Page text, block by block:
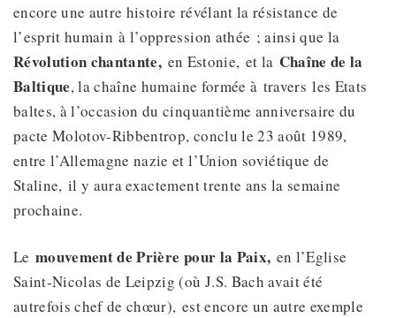
encore une autre histoire révélant la résistance de
l’esprit humain à l’oppression athée ; ainsi que la
Révolution chantante, en Estonie, et la Chaîne de la
Baltique, la chaîne humaine formée à travers les Etats
baltes, à l’occasion du cinquantième anniversaire du
pacte Molotov-Ribbentrop, conclu le 23 août 1989,
entre l’Allemagne nazie et l’Union soviétique de
Staline, il y aura exactement trente ans la semaine
prochaine.
Lemouvement de Prière pour la Paix, en l’Eglise
Saint-Nicolas de Leipzig (où J.S. Bach avait été
autrefois chef de chœur), est encore un autre exemple